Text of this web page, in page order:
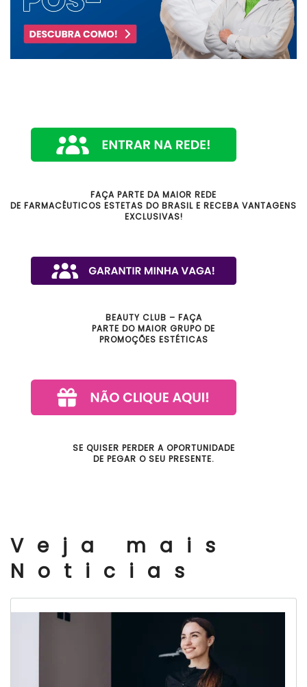
FAÇA PARTE DA MAIOR REDE
DE FARMACÊUTICOS ESTETAS DO BRASIL E RECEBA VANTAGENS
EXCLUSIVAS!
BEAUTY CLUB – FAÇA
PARTE DO MAIOR GRUPO DE
PROMOÇÕES ESTÉTICAS
SE QUISER PERDER A OPORTUNIDADE
DE PEGAR O SEU PRESENTE.
Veja mais
Noticias